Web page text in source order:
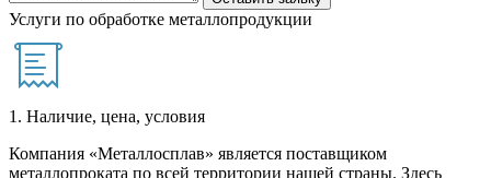
Услуги по обработке металлопродукции
1. Наличие, цена, условия
Компания «Металлосплав» является поставщиком
металлопроката по всей территории нашей страны. Здесь